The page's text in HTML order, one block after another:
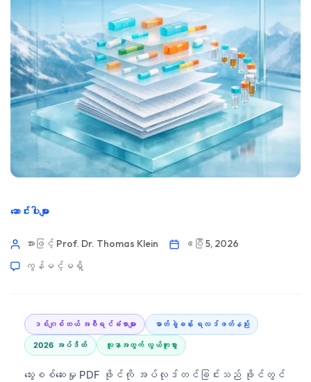
ဆောင်းပါးများ
အားဖြင့် Prof. Dr. Thomas Klein
ဧပြီ 5, 2026
ကွန်မင့်မရှိ
ဒစ်ဂျစ်တယ် အစီရင်ခံစာများ ဓာတ်ခွဲခန်း ရလဒ်ဖတ်နည်း
2026 အပ်ဒိတ် လူနာအတွက် လွယ်ကူစွာ
သွေးစစ်ဆေးမှု PDF ဖိုင်ကို အပ်လုဒ်တင်ခြင်းသည် ဖိုင်တွင်